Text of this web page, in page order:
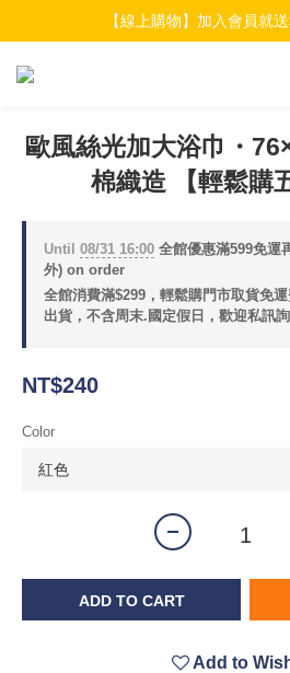
【線上購物】加入會員就
【線上購物】加入會員就
【線上購物】介紹好友加入
歐風絲光加大浴巾・
棉織造 【輕鬆購
Until 08/31 16:00 全館優惠滿599免運
外) on order
全館消費滿$299，輕鬆購門市取貨免
出貨，不含周末.國定假日，歡迎私訊
NT$240
Color
ADD TO CART
Add to